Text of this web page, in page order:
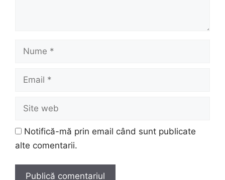
web
Notifică-mă prin email când sunt publicate
alte comentarii.